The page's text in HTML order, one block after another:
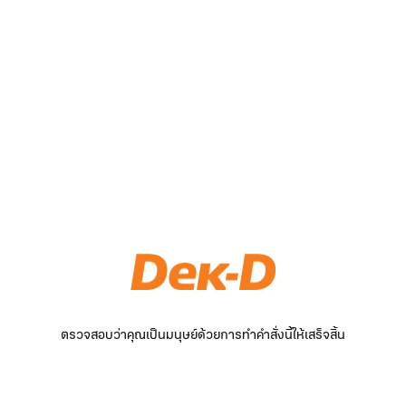
ตรวจสอบว่าคุณเป็นมนุษย์ด้วยการทำคำสั่งนี้ให้เสร็จสิ้น